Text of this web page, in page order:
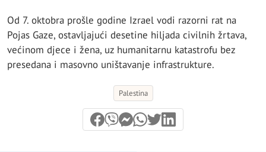
Od 7. oktobra prošle godine Izrael vodi razorni rat na
Pojas Gaze, ostavljajući desetine hiljada civilnih žrtava,
većinom djece i žena, uz humanitarnu katastrofu bez
presedana i masovno uništavanje infrastrukture.
Palestina